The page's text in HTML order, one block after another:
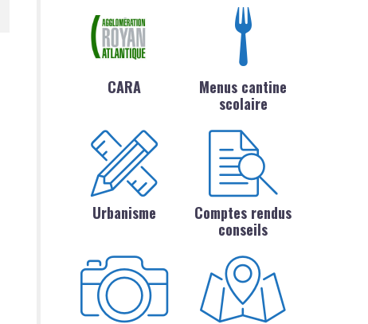
CARA
Menus cantine
scolaire
Urbanisme
Comptes rendus
conseils